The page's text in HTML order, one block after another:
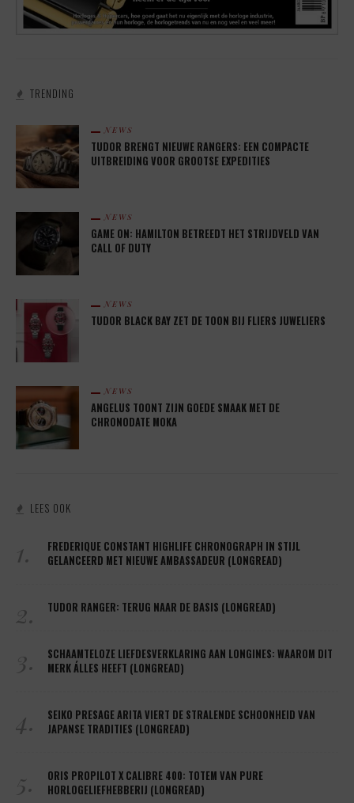
TRENDING
NEWS
TUDOR BRENGT NIEUWE RANGERS: EEN COMPACTE
UITBREIDING VOOR GROOTSE EXPEDITIES
NEWS
GAME ON: HAMILTON BETREEDT HET STRIJDVELD VAN
CALL OF DUTY
NEWS
TUDOR BLACK BAY ZET DE TOON BIJ FLIERS JUWELIERS
NEWS
ANGELUS TOONT ZIJN GOEDE SMAAK MET DE
CHRONODATE MOKA
LEES OOK
1.
FREDERIQUE CONSTANT HIGHLIFE CHRONOGRAPH IN STIJL
GELANCEERD MET NIEUWE AMBASSADEUR (LONGREAD)
2. TUDOR RANGER: TERUG NAAR DE BASIS (LONGREAD)
3.
SCHAAMTELOZE LIEFDESVERKLARING AAN LONGINES: WAAROM DIT
MERK ÁLLES HEEFT (LONGREAD)
4.
SEIKO PRESAGE ARITA VIERT DE STRALENDE SCHOONHEID VAN
JAPANSE TRADITIES (LONGREAD)
5.
ORIS PROPILOT X CALIBRE 400: TOTEM VAN PURE
HORLOGELIEFHEBBERIJ (LONGREAD)